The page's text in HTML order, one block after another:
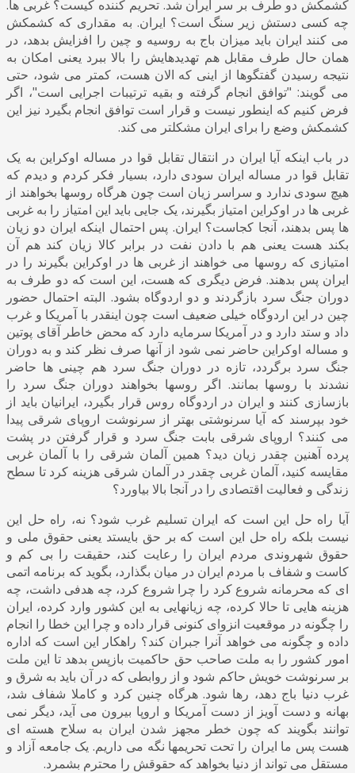
کشمکش دو طرف بر سر ایران شد. تحریم کننده کیست؟ غربی ها.
چه کسی دستش زیر سنگ است؟ ایران. به مقداری که کشمکش
می کنند ایران باید میزان باج به روسیه و چین را افزایش بدهد، در
همان حال طرف مقابل هم تهدیدهایش را بالا ببرد یعنی امکان به
نتیجه رسیدن گفتگوها از اینی که الان هست، کمتر می شود، حتی
می گویند: "توافق انجام گرفته و بقیه ترتیبات اجرایی است"، اگر
فرض کنیم که اینطور نیست و قرار است توافق انجام بگیرد نیز این
کشمکش وضع را برای ایران مشکلتر می کند.
در باب اینکه آیا ایران در انتقال تقابل قوا در مساله اوکراین به یک
تقابل قوا در مساله ایران سودی دارد، بسیار فکر کردم و دیدم که
هیچ سودی ندارد و سراسر زیان است چون هرگاه روسها بخواهند از
غربی ها در اوکراین امتیاز بگیرند، یک جایی باید این امتیاز را به غربی
ها پس بدهند، آنجا کجاست؟ ایران. پس احتمال اینکه ایران دو زیان
بکند هست یعنی هم با دادن نفت در برابر کالا زیان کند هم آن
امتیازی که روسها می خواهند از غربی ها در اوکراین بگیرند را در
ایران پس بدهند. فرض دیگری که هست، این است که دو طرف به
دوران جنگ سرد بازگردند و دو اردوگاه بشود. البته احتمال حضور
چین در این اردوگاه خیلی ضعیف است چون اینقدر با آمریکا و غرب
داد و ستد دارد و در آمریکا سرمایه دارد که محض خاطر آقای پوتین
و مساله اوکراین حاضر نمی شود از آنها صرف نظر کند و به دوران
جنگ سرد برگردد، تازه در دوران جنگ سرد هم چینی ها حاضر
نشدند با روسها بمانند. اگر روسها بخواهند دوران جنگ سرد را
بازسازی کنند و ایران در اردوگاه روس قرار بگیرد، ایرانیان باید از
خود بپرسند که آیا سرنوشتی بهتر از سرنوشت اروپای شرقی پیدا
می کنند؟ اروپای شرقی بابت جنگ سرد و قرار گرفتن در پشت
پرده آهنین چقدر زیان دید؟ همین آلمان شرقی را با آلمان غربی
مقایسه کنید، آلمان غربی چقدر در آلمان شرقی هزینه کرد تا سطح
زندگی و فعالیت اقتصادی را در آنجا بالا بیاورد؟
آیا راه حل این است که ایران تسلیم غرب شود؟ نه، راه حل این
نیست بلکه راه حل این است که بر حق بایستد یعنی حقوق ملی و
حقوق شهروندی مردم ایران را رعایت کند، حقیقت را بی کم و
کاست و شفاف با مردم ایران در میان بگذارد، بگوید که برنامه اتمی
ای که محرمانه شروع کرد را چرا شروع کرد، چه هدفی داشت، چه
هزینه هایی تا حالا کرده، چه زیانهایی به این کشور وارد کرده، ایران
را چگونه در موقعیت انزوای کنونی قرار داده و چرا این خطا را انجام
داده و چگونه می خواهد آنرا جبران کند؟ راهکار این است که اداره
امور کشور را به ملت صاحب حق حاکمیت بازپس بدهد تا این ملت
بر سرنوشت خویش حاکم شود و از روابطی که در آن باید به شرق و
غرب دنیا باج دهد، رها شود. هرگاه چنین کرد و کاملا شفاف شد،
بهانه و دست آویز از دست آمریکا و اروپا بیرون می آید، دیگر نمی
توانند بگویند که چون خطر مجهز شدن ایران به سلاح هسته ای
هست پس ما ایران را تحت تحریمها نگه می داریم. یک جامعه آزاد و
مستقل می تواند از دنیا بخواهد که حقوقش را محترم بشمرد.